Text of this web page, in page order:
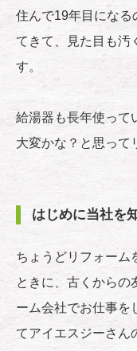
住んで19年目になる
てきて、見た目も汚
す。
給湯器も長年使って
大変かな？と思って
はじめに当社を
ちょうどリフォーム
ときに、古くからの
ーム会社でお仕事を
てアイエスジーさん